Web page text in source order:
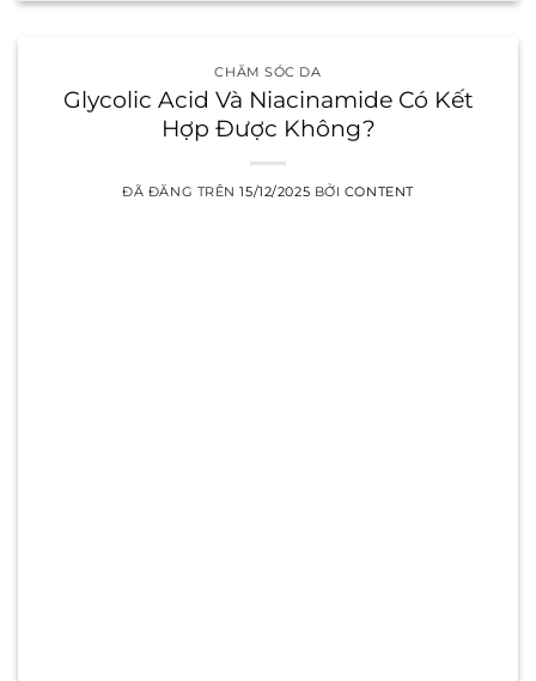
CHĂM SÓC DA
Glycolic Acid Và Niacinamide Có Kết
Hợp Được Không?
ĐÃ ĐĂNG TRÊN15/12/2025 BỞI CONTENT